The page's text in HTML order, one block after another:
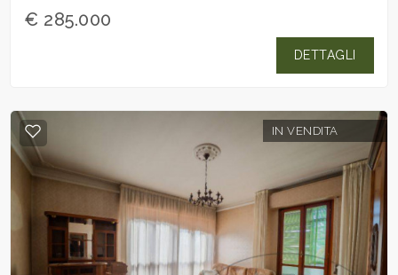
€ 285.000
DETTAGLI
IN VENDITA